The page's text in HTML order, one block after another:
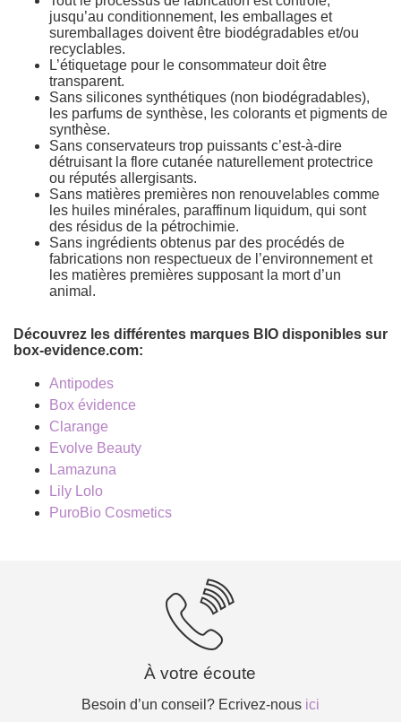
jusqu’au conditionnement, les emballages et
suremballages doivent être biodégradables et/ou
recyclables.
L’étiquetage pour le consommateur doit être
transparent.
Sans silicones synthétiques (non biodégradables),
les parfums de synthèse, les colorants et pigments de
synthèse.
Sans conservateurs trop puissants c’est-à-dire
détruisant la flore cutanée naturellement protectrice
ou réputés allergisants.
Sans matières premières non renouvelables comme
les huiles minérales, paraffinum liquidum, qui sont
des résidus de la pétrochimie.
Sans ingrédients obtenus par des procédés de
fabrications non respectueux de l’environnement et
les matières premières supposant la mort d’un
animal.
Découvrez les différentes marques BIO disponibles sur
box-evidence.com:
Antipodes
Box évidence
Clarange
Evolve Beauty
Lamazuna
Lily Lolo
PuroBio Cosmetics
À votre écoute
Besoin d’un conseil? Ecrivez-nous ici